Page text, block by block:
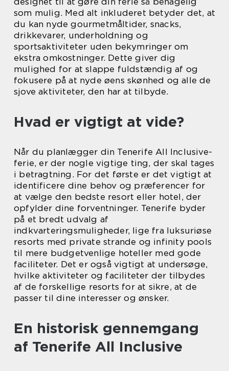
som mulig. Med alt inkluderet betyder det, at
du kan nyde gourmetmåltider, snacks,
drikkevarer, underholdning og
sportsaktiviteter uden bekymringer om
ekstra omkostninger. Dette giver dig
mulighed for at slappe fuldstændig af og
fokusere på at nyde øens skønhed og alle de
sjove aktiviteter, den har at tilbyde.
Hvad er vigtigt at vide?
Når du planlægger din Tenerife All Inclusive-
ferie, er der nogle vigtige ting, der skal tages
i betragtning. For det første er det vigtigt at
identificere dine behov og præferencer for
at vælge den bedste resort eller hotel, der
opfylder dine forventninger. Tenerife byder
på et bredt udvalg af
indkvarteringsmuligheder, lige fra luksuriøse
resorts med private strande og infinity pools
til mere budgetvenlige hoteller med gode
faciliteter. Det er også vigtigt at undersøge,
hvilke aktiviteter og faciliteter der tilbydes
af de forskellige resorts for at sikre, at de
passer til dine interesser og ønsker.
En historisk gennemgang
af Tenerife All Inclusive